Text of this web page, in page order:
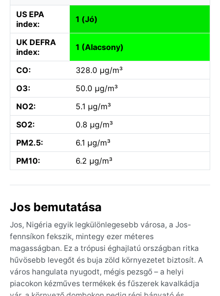
US EPA
index:
1 (Jó)
UK DEFRA
index:
1 (Alacsony)
CO:
328.0 µg/m³
O3:
50.0 µg/m³
NO2:
5.1 µg/m³
SO2:
0.8 µg/m³
PM2.5:
6.1 µg/m³
PM10:
6.2 µg/m³
Jos bemutatása
Jos, Nigéria egyik legkülönlegesebb városa, a Jos-
fennsíkon fekszik, mintegy ezer méteres
magasságban. Ez a trópusi éghajlatú országban ritka
hűvösebb levegőt és buja zöld környezetet biztosít. A
város hangulata nyugodt, mégis pezsgő – a helyi
piacokon kézműves termékek és fűszerek kavalkádja